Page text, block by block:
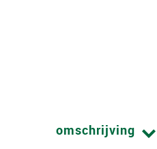
omschrijving